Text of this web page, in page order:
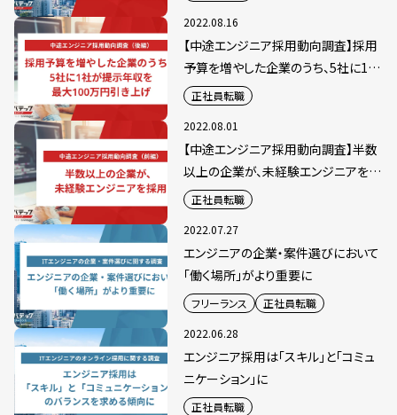
2022.08.16
【中途エンジニア採用動向調査】採用
予算を増やした企業のうち、5社に1社
が提示年収を最大100万円引き上げ
正社員転職
2022.08.01
【中途エンジニア採用動向調査】半数
以上の企業が、未経験エンジニアを採
用正社員転職
2022.07.27
エンジニアの企業・案件選びにおいて
「働く場所」がより重要に
フリーランス
正社員転職
2022.06.28
エンジニア採用は「スキル」と「コミュ
ニケーション」に
正社員転職